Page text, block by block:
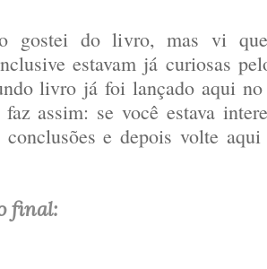
gostei do livro, mas vi que
estavam já curiosas
livro já foi lançado aqui
assim: se você estava
conclusões e depois volte
final: